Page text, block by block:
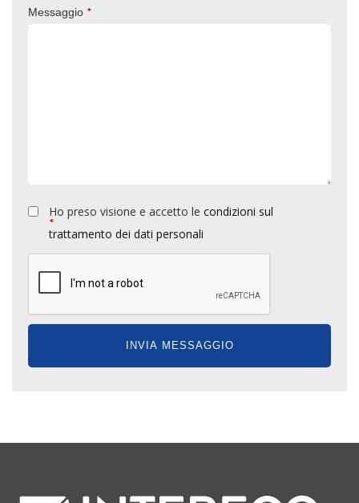
Messaggio *
*
Ho preso visione e accetto le condizioni sul
trattamento dei dati personali